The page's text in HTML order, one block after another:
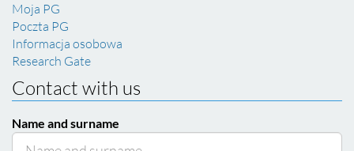
Moja PG
Poczta PG
Informacja osobowa
Research Gate
Contact with us
Name and surname